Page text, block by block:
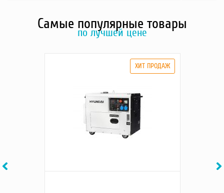
Самые популярные товары
по лучшей цене
Previous